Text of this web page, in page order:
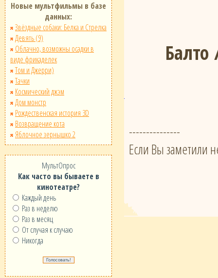
Новые мультфильмы в базе
данных:
Звёздные собаки: Белка и Стрелка
Девять (9)
Облачно, возможны осадки в
виде фрикаделек
Том и Джерри)
Тачки
Космический джэм
Дом монстр
Рождественская история 3D
Возвращение кота
Яблочное зернышко 2
МультОпрос
Как часто вы бываете в
кинотеатре?
Каждый день
Раз в неделю
Раз в месяц
От случая к случаю
Никогда
---------------
Если Вы заметили